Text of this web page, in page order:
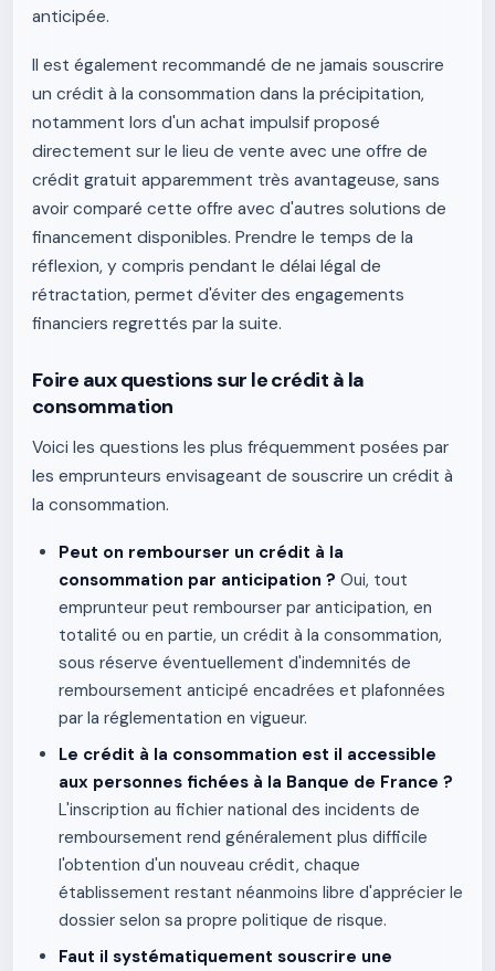
anticipée.
Il est également recommandé de ne jamais souscrire
un crédit à la consommation dans la précipitation,
notamment lors d'un achat impulsif proposé
directement sur le lieu de vente avec une offre de
crédit gratuit apparemment très avantageuse, sans
avoir comparé cette offre avec d'autres solutions de
financement disponibles. Prendre le temps de la
réflexion, y compris pendant le délai légal de
rétractation, permet d'éviter des engagements
financiers regrettés par la suite.
Foire aux questions sur le crédit à la
consommation
Voici les questions les plus fréquemment posées par
les emprunteurs envisageant de souscrire un crédit à
la consommation.
Peut on rembourser un crédit à la
consommation par anticipation ? Oui, tout
emprunteur peut rembourser par anticipation, en
totalité ou en partie, un crédit à la consommation,
sous réserve éventuellement d'indemnités de
remboursement anticipé encadrées et plafonnées
par la réglementation en vigueur.
Le crédit à la consommation est il accessible
aux personnes fichées à la Banque de France ?
L'inscription au fichier national des incidents de
remboursement rend généralement plus difficile
l'obtention d'un nouveau crédit, chaque
établissement restant néanmoins libre d'apprécier le
dossier selon sa propre politique de risque.
Faut il systématiquement souscrire une